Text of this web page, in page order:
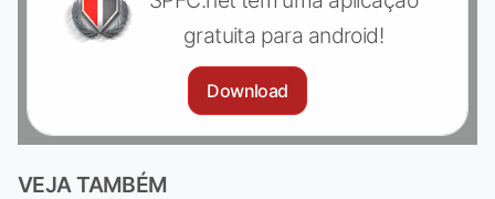
gratuita para android!
Download
VEJA TAMBÉM